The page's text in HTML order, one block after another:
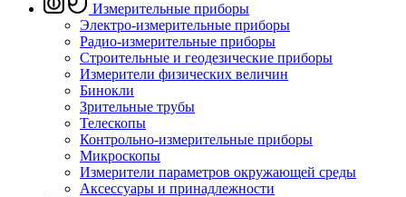
Измерительные приборы
Электро-измерительные приборы
Радио-измерительные приборы
Строительные и геодезические приборы
Измерители физических величин
Бинокли
Зрительные трубы
Телескопы
Контрольно-измерительные приборы
Микроскопы
Измерители параметров окружающей среды
Аксессуары и принадлежности